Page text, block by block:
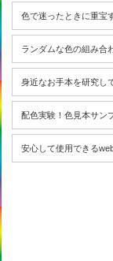
色で迷ったときに重宝
ランダムな色の組み合
身近なお手本を研究し
配色実験！色見本サン
安心して使用できる